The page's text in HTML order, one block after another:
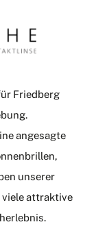
Friedberg
angesagte
unserer
viele attraktive